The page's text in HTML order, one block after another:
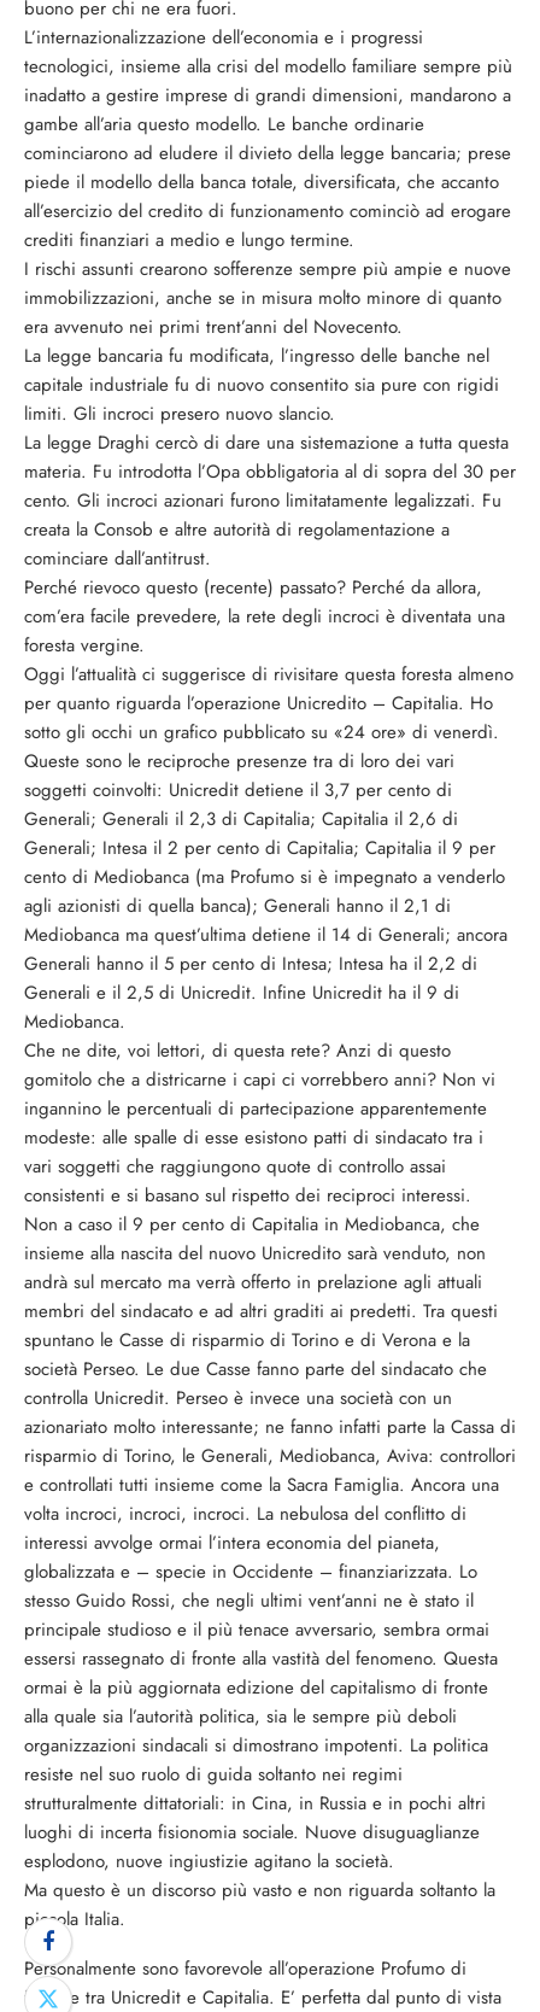
buono per chi ne era fuori.
L’internazionalizzazione dell’economia e i progressi
tecnologici, insieme alla crisi del modello familiare sempre più
inadatto a gestire imprese di grandi dimensioni, mandarono a
gambe all’aria questo modello. Le banche ordinarie
cominciarono ad eludere il divieto della legge bancaria; prese
piede il modello della banca totale, diversificata, che accanto
all’esercizio del credito di funzionamento cominciò ad erogare
crediti finanziari a medio e lungo termine.
I rischi assunti crearono sofferenze sempre più ampie e nuove
immobilizzazioni, anche se in misura molto minore di quanto
era avvenuto nei primi trent’anni del Novecento.
La legge bancaria fu modificata, l’ingresso delle banche nel
capitale industriale fu di nuovo consentito sia pure con rigidi
limiti. Gli incroci presero nuovo slancio.
La legge Draghi cercò di dare una sistemazione a tutta questa
materia. Fu introdotta l’Opa obbligatoria al di sopra del 30 per
cento. Gli incroci azionari furono limitatamente legalizzati. Fu
creata la Consob e altre autorità di regolamentazione a
cominciare dall’antitrust.
Perché rievoco questo (recente) passato? Perché da allora,
com’era facile prevedere, la rete degli incroci è diventata una
foresta vergine.
Oggi l’attualità ci suggerisce di rivisitare questa foresta almeno
per quanto riguarda l’operazione Unicredito – Capitalia. Ho
sotto gli occhi un grafico pubblicato su «24 ore» di venerdì.
Queste sono le reciproche presenze tra di loro dei vari
soggetti coinvolti: Unicredit detiene il 3,7 per cento di
Generali; Generali il 2,3 di Capitalia; Capitalia il 2,6 di
Generali; Intesa il 2 per cento di Capitalia; Capitalia il 9 per
cento di Mediobanca (ma Profumo si è impegnato a venderlo
agli azionisti di quella banca); Generali hanno il 2,1 di
Mediobanca ma quest’ultima detiene il 14 di Generali; ancora
Generali hanno il 5 per cento di Intesa; Intesa ha il 2,2 di
Generali e il 2,5 di Unicredit. Infine Unicredit ha il 9 di
Mediobanca.
Che ne dite, voi lettori, di questa rete? Anzi di questo
gomitolo che a districarne i capi ci vorrebbero anni? Non vi
ingannino le percentuali di partecipazione apparentemente
modeste: alle spalle di esse esistono patti di sindacato tra i
vari soggetti che raggiungono quote di controllo assai
consistenti e si basano sul rispetto dei reciproci interessi.
Non a caso il 9 per cento di Capitalia in Mediobanca, che
insieme alla nascita del nuovo Unicredito sarà venduto, non
andrà sul mercato ma verrà offerto in prelazione agli attuali
membri del sindacato e ad altri graditi ai predetti. Tra questi
spuntano le Casse di risparmio di Torino e di Verona e la
società Perseo. Le due Casse fanno parte del sindacato che
controlla Unicredit. Perseo è invece una società con un
azionariato molto interessante; ne fanno infatti parte la Cassa di
risparmio di Torino, le Generali, Mediobanca, Aviva: controllori
e controllati tutti insieme come la Sacra Famiglia. Ancora una
volta incroci, incroci, incroci. La nebulosa del conflitto di
interessi avvolge ormai l’intera economia del pianeta,
globalizzata e – specie in Occidente – finanziarizzata. Lo
stesso Guido Rossi, che negli ultimi vent’anni ne è stato il
principale studioso e il più tenace avversario, sembra ormai
essersi rassegnato di fronte alla vastità del fenomeno. Questa
ormai è la più aggiornata edizione del capitalismo di fronte
alla quale sia l’autorità politica, sia le sempre più deboli
organizzazioni sindacali si dimostrano impotenti. La politica
resiste nel suo ruolo di guida soltanto nei regimi
strutturalmente dittatoriali: in Cina, in Russia e in pochi altri
luoghi di incerta fisionomia sociale. Nuove disuguaglianze
esplodono, nuove ingiustizie agitano la società.
Ma questo è un discorso più vasto e non riguarda soltanto la
piccola Italia.
Personalmente sono favorevole all’operazione Profumo di
fusione tra Unicredit e Capitalia. E’ perfetta dal punto di vista